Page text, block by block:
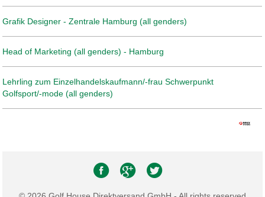
Grafik Designer - Zentrale Hamburg (all genders)
Head of Marketing (all genders) - Hamburg
Lehrling zum Einzelhandelskaufmann/-frau Schwerpunkt
Golfsport/-mode (all genders)